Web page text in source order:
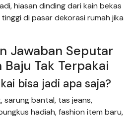
hiasan dinding dari kain bekas
tinggi di pasar dekorasi rumah jika
Jawaban Seputar
Tak Terpakai
bisa jadi apa saja?
sarung bantal, tas jeans,
hadiah, fashion item baru,